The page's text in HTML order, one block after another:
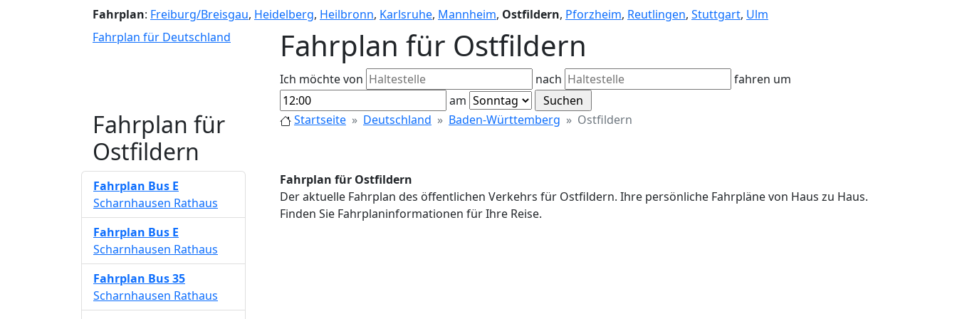
Fahrplan: Freiburg/Breisgau, Heidelberg, Heilbronn, Karlsruhe, Mannheim, Ostfildern, Pforzheim, Reutlingen, Stuttgart, Ulm
Fahrplan für Deutschland
Fahrplan für Ostfildern
Ich möchte von nach
fahren um
am
Fahrplan für
Ostfildern
Startseite Deutschland Baden-Württemberg Ostfildern
Fahrplan für Ostfildern
Der aktuelle Fahrplan des öffentlichen Verkehrs für Ostfildern. Ihre persönliche Fahrpläne von Haus zu Haus.
Finden Sie Fahrplaninformationen für Ihre Reise.
Fahrplan Bus E
Scharnhausen Rathaus
Fahrplan Bus E
Scharnhausen Rathaus
Fahrplan Bus 35
Scharnhausen Rathaus